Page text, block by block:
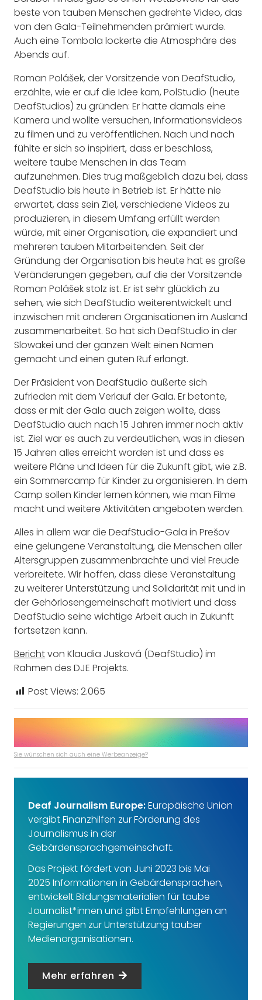
beste von tauben Menschen gedrehte Video, das
von den Gala-Teilnehmenden prämiert wurde.
Auch eine Tombola lockerte die Atmosphäre des
Abends auf.
Roman Polášek, der Vorsitzende von DeafStudio,
erzählte, wie er auf die Idee kam, PolStudio (heute
DeafStudios) zu gründen: Er hatte damals eine
Kamera und wollte versuchen, Informationsvideos
zu filmen und zu veröffentlichen. Nach und nach
fühlte er sich so inspiriert, dass er beschloss,
weitere taube Menschen in das Team
aufzunehmen. Dies trug maßgeblich dazu bei, dass
DeafStudio bis heute in Betrieb ist. Er hätte nie
erwartet, dass sein Ziel, verschiedene Videos zu
produzieren, in diesem Umfang erfüllt werden
würde, mit einer Organisation, die expandiert und
mehreren tauben Mitarbeitenden. Seit der
Gründung der Organisation bis heute hat es große
Veränderungen gegeben, auf die der Vorsitzende
Roman Polášek stolz ist. Er ist sehr glücklich zu
sehen, wie sich DeafStudio weiterentwickelt und
inzwischen mit anderen Organisationen im Ausland
zusammenarbeitet. So hat sich DeafStudio in der
Slowakei und der ganzen Welt einen Namen
gemacht und einen guten Ruf erlangt.
Der Präsident von DeafStudio äußerte sich
zufrieden mit dem Verlauf der Gala. Er betonte,
dass er mit der Gala auch zeigen wollte, dass
DeafStudio auch nach 15 Jahren immer noch aktiv
ist. Ziel war es auch zu verdeutlichen, was in diesen
15 Jahren alles erreicht worden ist und dass es
weitere Pläne und Ideen für die Zukunft gibt, wie z.B.
ein Sommercamp für Kinder zu organisieren. In dem
Camp sollen Kinder lernen können, wie man Filme
macht und weitere Aktivitäten angeboten werden.
Alles in allem war die DeafStudio-Gala in Prešov
eine gelungene Veranstaltung, die Menschen aller
Altersgruppen zusammenbrachte und viel Freude
verbreitete. Wir hoffen, dass diese Veranstaltung
zu weiterer Unterstützung und Solidarität mit und in
der Gehörlosengemeinschaft motiviert und dass
DeafStudio seine wichtige Arbeit auch in Zukunft
fortsetzen kann.
Berichtvon Klaudia Jusková (DeafStudio) im
Rahmen des DJE Projekts.
Post Views: 2.065
Sie wünschen sich auch eine Werbeanzeige?
Deaf Journalism Europe:Europäische Union
vergibt Finanzhilfen zur Förderung des
Journalismus in der
Gebärdensprachgemeinschaft.
Das Projekt fördert von Juni 2023 bis Mai
2025 Informationen in Gebärdensprachen,
entwickelt Bildungsmaterialien für taube
Journalist*innen und gibt Empfehlungen an
Regierungen zur Unterstützung tauber
Medienorganisationen.
Mehr erfahren